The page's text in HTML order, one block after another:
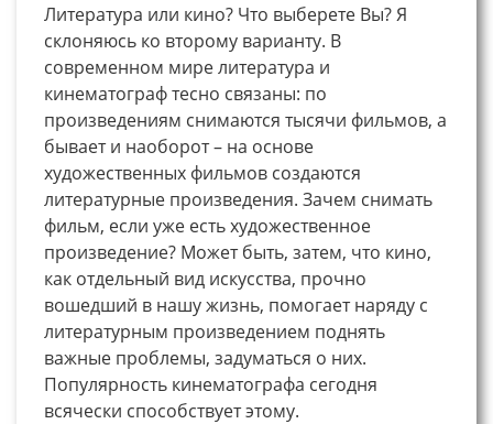
Литература или кино? Что выберете Вы? Я
склоняюсь ко второму варианту. В
современном мире литература и
кинематограф тесно связаны: по
произведениям снимаются тысячи фильмов, а
бывает и наоборот – на основе
художественных фильмов создаются
литературные произведения. Зачем снимать
фильм, если уже есть художественное
произведение? Может быть, затем, что кино,
как отдельный вид искусства, прочно
вошедший в нашу жизнь, помогает наряду с
литературным произведением поднять
важные проблемы, задуматься о них.
Популярность кинематографа сегодня
всячески способствует этому.